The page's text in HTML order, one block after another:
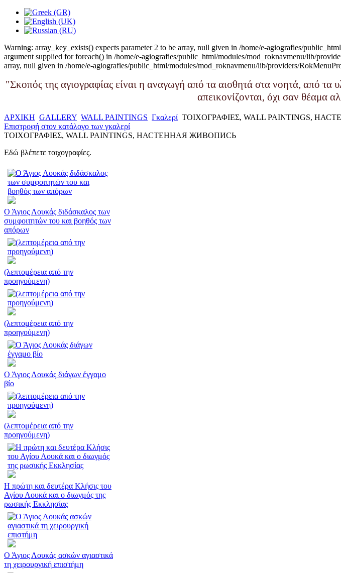
Warning: array_key_exists() expects parameter 2 to be array, null given in /home/e-agiografies/
argument supplied for foreach() in /home/e-agiografies/public_html/modules/mod_roknavmenu/lib/
array, null given in /home/e-agiografies/public_html/modules/mod_roknavmenu/lib/providers/
"Σκοπός της αγιογραφίας είναι η αναγωγή από τα αισθητά στα νοητά, από τα
απεικονίζονται, όχι σαν θέαμα
ΑΡΧΙΚΗ GALLERY WALL PAINTINGS Γκαλερί ΤΟΙΧΟΓΡΑΦΙΕΣ, WALL PAINTINGS,
Επιστροφή στον κατάλογο των γκαλερί
ΤΟΙΧΟΓΡΑΦΙΕΣ, WALL PAINTINGS, НАСТЕННАЯ ЖИВОПИСЬ
Εδώ βλέπετε τοιχογραφίες.
Ο Άγιος Λουκάς διδάσκαλος των
συμφοιτητών του και βοηθός των
απόρων
(λεπτομέρεια από την
προηγούμενη)
(λεπτομέρεια από την
προηγούμενη)
Ο Άγιος Λουκάς διάγων έγγαμο
βίο
(λεπτομέρεια από την
προηγούμενη)
Η πρώτη και δευτέρα Κλήσις του
Αγίου Λουκά και ο διωγμός της
ρωσικής Εκκλησίας
Ο Άγιος Λουκάς ασκών αγιαστικά
τη χειρουργική επιστήμη